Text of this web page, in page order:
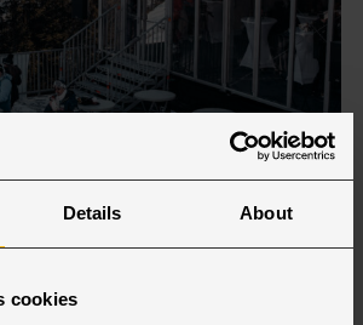
Details About
cookies
telt ved
Hallgruppen byggede under